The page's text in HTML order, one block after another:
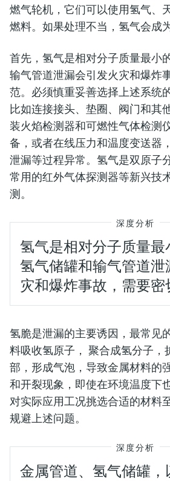
燃气轮机，它们可以使用氢气、
燃料。如果处理不当，氢气会成
首先，氢气是相对分子质量最小
输气管道泄漏会引发火灾和爆炸
范。必须慎重妥善选择上述系统
比如连接接头、垫圈、阀门和其
装火焰检测器和可燃性气体检测
备，或者在线压力和温度变送器
泄漏等过程异常。氢气是双原子
常用的红外气体探测器等新兴技
测。
深度分析
氢气是相对分子质量最
氢气储罐和输气管道泄
灾和爆炸事故，需要密
氢脆是泄漏的主要诱因，最常见
料吸收氢原子， 聚合成氢分子，
部，形成气泡，导致金属材料的
和开裂现象，即使在环境温度下
对实际应用工况挑选合适的材料
规避上述问题。
深度分析
金属管道、氢气储罐，